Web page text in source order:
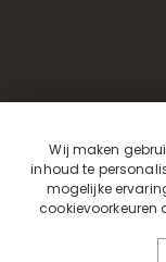
Wij maken
inhoud te
mogelijke
cookievoorkeuren